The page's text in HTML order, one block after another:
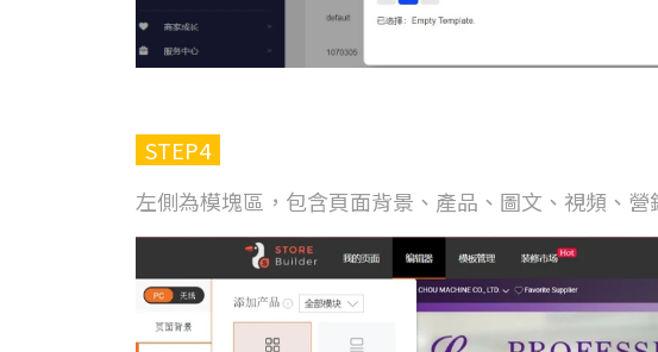
STEP4
左側為模塊區，包含頁面背景、產品、圖文、視頻、營